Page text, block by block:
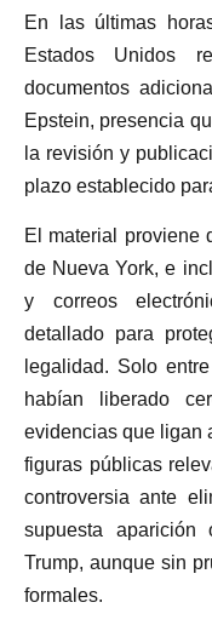
En las últimas
Estados Unidos
documentos
Epstein, presencia
la revisión y
plazo establecido
El material proviene
de Nueva York, e
y correos
detallado para
legalidad. Solo
habían liberado
evidencias que ligan
figuras públicas
controversia ante
supuesta aparición
Trump, aunque sin
formales.